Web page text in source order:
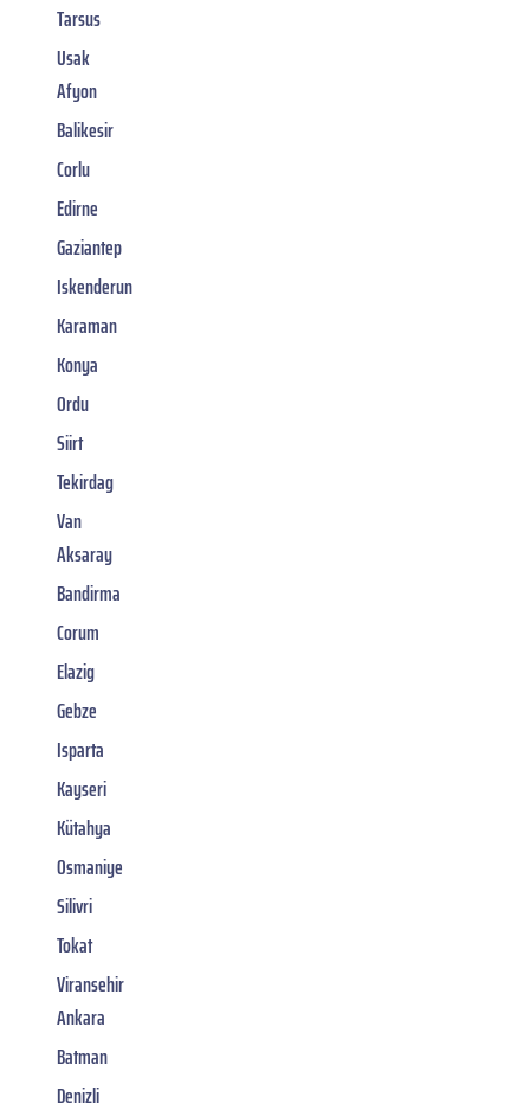
Tarsus
Usak
Afyon
Balikesir
Corlu
Edirne
Gaziantep
Iskenderun
Karaman
Konya
Ordu
Siirt
Tekirdag
Van
Aksaray
Bandirma
Corum
Elazig
Gebze
Isparta
Kayseri
Kütahya
Osmaniye
Silivri
Tokat
Viransehir
Ankara
Batman
Denizli